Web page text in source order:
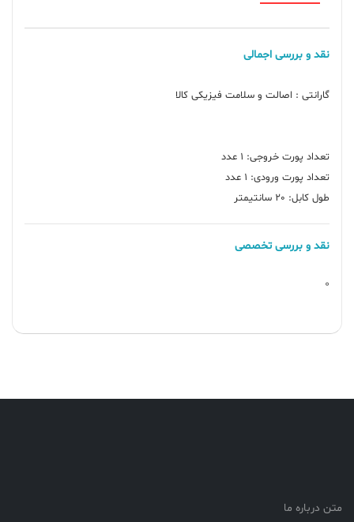
نقد و بررسی اجمالی
طول کابل: 20 سانتیمتر
نقد و بررسی تخصصی
0
متن درباره ما